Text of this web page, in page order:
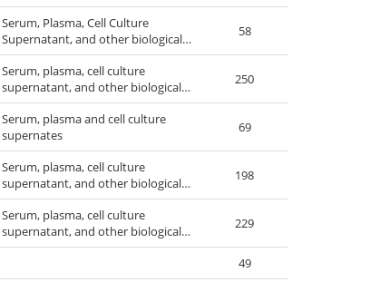
Serum, Plasma, Cell Culture
Supernatant, and other biological
fluids.
58
Serum, plasma, cell culture
supernatant, and other biological
fluids.
250
Serum, plasma and cell culture
supernates
69
Serum, plasma, cell culture
supernatant, and other biological
fluids.
198
Serum, plasma, cell culture
supernatant, and other biological
fluids.
229
49